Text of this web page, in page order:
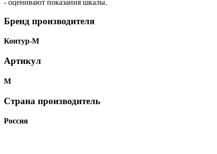
- оценивают показания шкалы.
Бренд производителя
Контур-М
Артикул
М
Страна производитель
Россия